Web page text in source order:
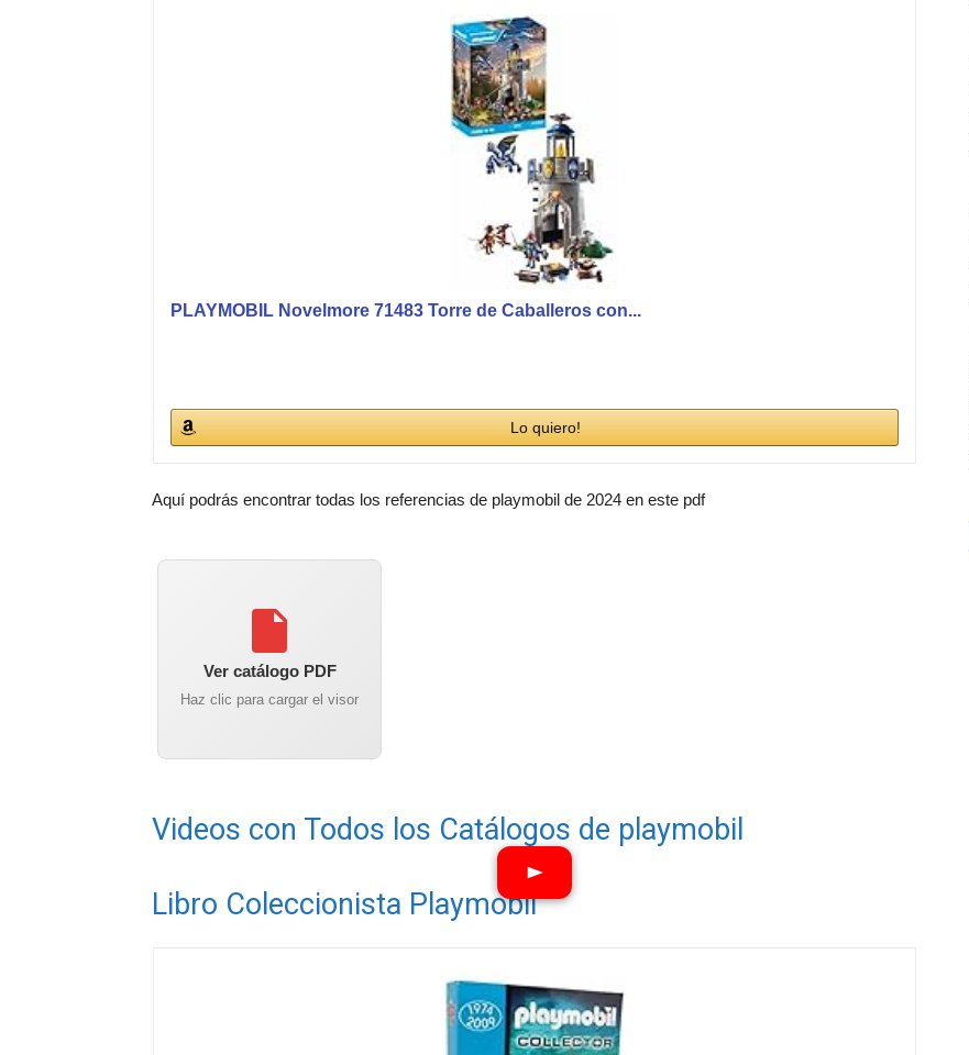
PLAYMOBIL Novelmore 71483 Torre de Caballeros con...
Lo quiero!
Aquí podrás encontrar todas los referencias de playmobil de 2024 en este pdf
Ver catálogo PDF
Haz clic para cargar el visor
Videos con Todos los Catálogos de playmobil
Libro Coleccionista Playmobil